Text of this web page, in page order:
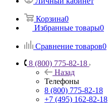
Корзина0
Избранные товары0
Сравнение товаров0
8 (800) 775-82-18
Назад
Телефоны
8 (800) 775-82-18
+7 (495) 162-82-18